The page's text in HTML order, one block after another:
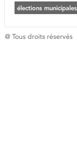
élections municipales
@ Tous droits réservés